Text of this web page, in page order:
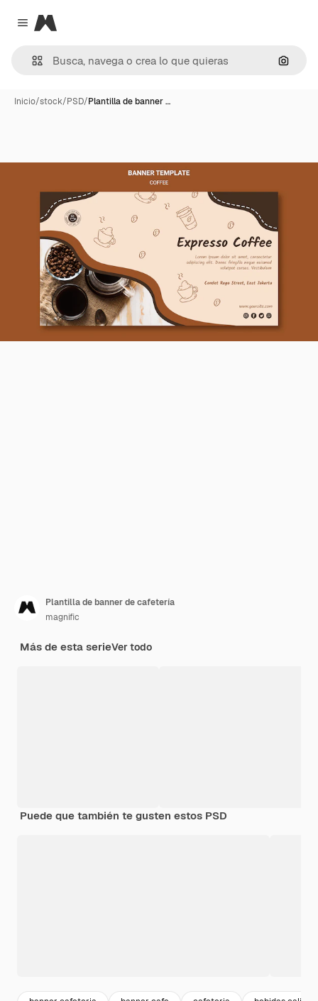
Close menu
Magnific
Inicio/stock/PSD/Plantilla de banner …
Plantilla de banner de cafetería
magnific
Más de esta serieVer todo
Puede que también te gusten estos PSD